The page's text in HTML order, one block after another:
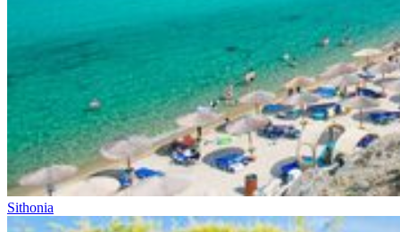
Sithonia